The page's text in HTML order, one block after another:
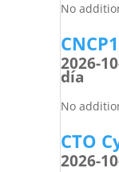
No
CNCP1
2026-
día
No
CTO
2026-